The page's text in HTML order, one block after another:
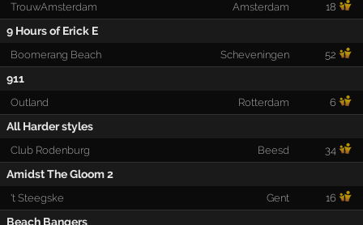
TrouwAmsterdam Amsterdam 18
9 Hours of Erick E
Boomerang Beach Scheveningen 52
911
Outland Rotterdam 6
All Harder styles
Club Rodenburg Beesd 34
Amidst The Gloom 2
't Steegske Gent 16
Beach Bangers